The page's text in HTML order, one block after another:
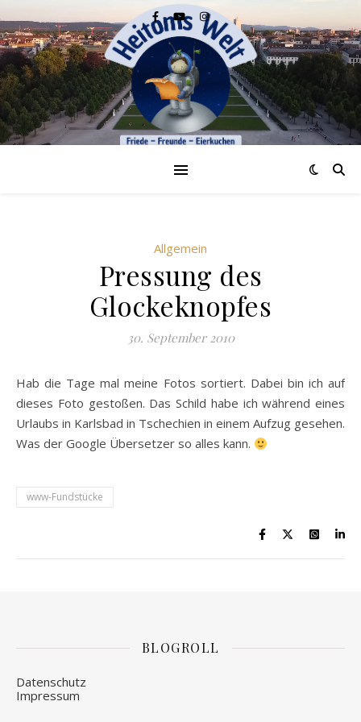
Allgemein
Pressung des
Glockeknopfes
30. September 2010
Hab die Tage mal meine Fotos sortiert. Dabei bin ich auf
dieses Foto gestoßen. Das Schild habe ich während eines
Urlaubs in Karlsbad in Tschechien in einem Aufzug gesehen.
Was der Google Übersetzer so alles kann.
www-Fundstücke
BLOGROLL
Datenschutz
Impressum